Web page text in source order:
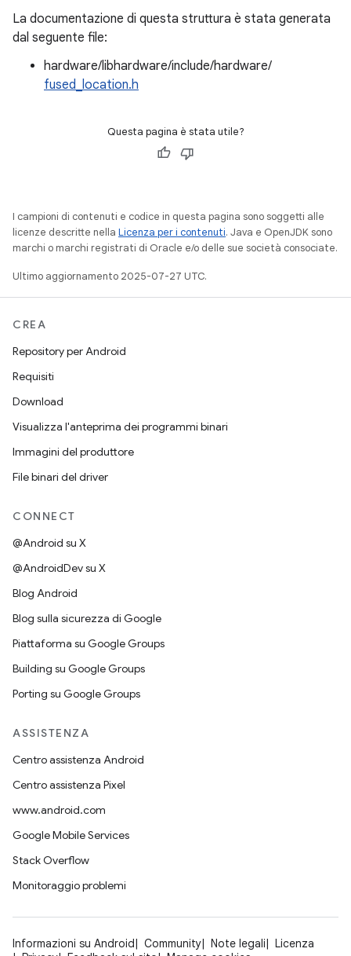
La documentazione di questa struttura è stata generata
dal seguente file:
hardware/libhardware/include/hardware/
fused_location.h
Questa pagina è stata utile?
I campioni di contenuti e codice in questa pagina sono soggetti alle
licenze descritte nella Licenza per i contenuti. Java e OpenJDK sono
marchi o marchi registrati di Oracle e/o delle sue società consociate.
Ultimo aggiornamento 2025-07-27 UTC.
CREA
Repository per Android
Requisiti
Download
Visualizza l'anteprima dei programmi binari
Immagini del produttore
File binari del driver
CONNECT
@Android su X
@AndroidDev su X
Blog Android
Blog sulla sicurezza di Google
Piattaforma su Google Groups
Building su Google Groups
Porting su Google Groups
ASSISTENZA
Centro assistenza Android
Centro assistenza Pixel
www.android.com
Google Mobile Services
Stack Overflow
Monitoraggio problemi
Informazioni su Android Community Note legali
Licenza